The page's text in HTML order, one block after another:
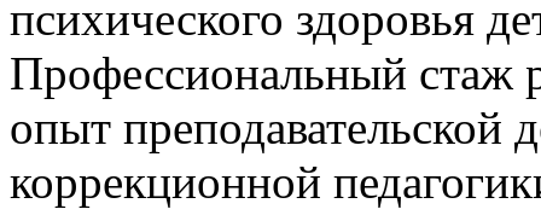
психического здоровья
Профессиональный стаж
опыт преподавательской
коррекционной